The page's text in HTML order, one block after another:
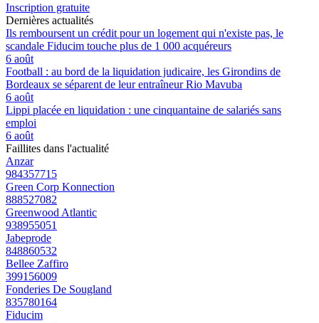
Inscription gratuite
Dernières actualités
Ils remboursent un crédit pour un logement qui n'existe pas, le
scandale Fiducim touche plus de 1 000 acquéreurs
6 août
Football : au bord de la liquidation judicaire, les Girondins de
Bordeaux se séparent de leur entraîneur Rio Mavuba
6 août
Lippi placée en liquidation : une cinquantaine de salariés sans
emploi
6 août
Faillites dans l'actualité
Anzar
984357715
Green Corp Konnection
888527082
Greenwood Atlantic
938955051
Jabeprode
848860532
Bellee Zaffiro
399156009
Fonderies De Sougland
835780164
Fiducim